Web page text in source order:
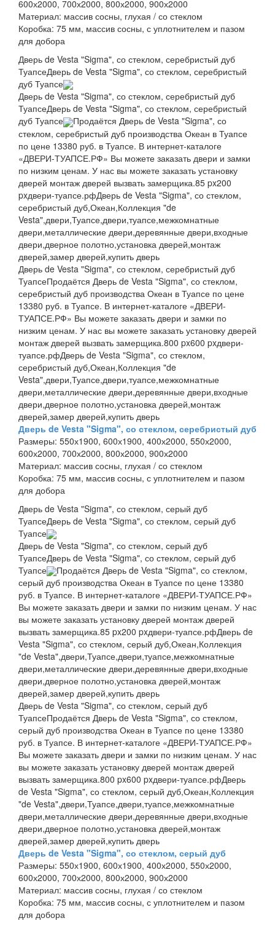
600х2000, 700х2000, 800х2000, 900х2000
Материал: массив сосны, глухая / со стеклом
Коробка: 75 мм, массив сосны, с уплотнителем и пазом
для добора
Дверь de Vesta "Sigma", со стеклом, серебристый дуб
ТуапсеДверь de Vesta "Sigma", со стеклом, серебристый
дуб Туапсе
Дверь de Vesta "Sigma", со стеклом, серебристый дуб
ТуапсеДверь de Vesta "Sigma", со стеклом, серебристый
дуб Туапсе
Продаётся Дверь de Vesta "Sigma", со
стеклом, серебристый дуб производства Океан в Туапсе
по цене 13380 руб. в Туапсе. В интернет-каталоге
«ДВЕРИ-ТУАПСЕ.РФ» Вы можете заказать двери и замки
по низким ценам. У нас вы можете заказать установку
дверей монтаж дверей вызвать замерщика.85 px200
pxдвери-туапсе.рфДверь de Vesta "Sigma", со стеклом,
серебристый дуб,Океан,Коллекция "de
Vesta",двери,Туапсе,двери,туапсе,межкомнатные
двери,металлические двери,деревянные двери,входные
двери,дверное полотно,установка дверей,монтаж
дверей,замер дверей,купить дверь
Дверь de Vesta "Sigma", со стеклом, серебристый дуб
ТуапсеПродаётся Дверь de Vesta "Sigma", со стеклом,
серебристый дуб производства Океан в Туапсе по цене
13380 руб. в Туапсе. В интернет-каталоге «ДВЕРИ-
ТУАПСЕ.РФ» Вы можете заказать двери и замки по
низким ценам. У нас вы можете заказать установку дверей
монтаж дверей вызвать замерщика.800 px600 pxдвери-
туапсе.рфДверь de Vesta "Sigma", со стеклом,
серебристый дуб,Океан,Коллекция "de
Vesta",двери,Туапсе,двери,туапсе,межкомнатные
двери,металлические двери,деревянные двери,входные
двери,дверное полотно,установка дверей,монтаж
дверей,замер дверей,купить дверь
Дверь de Vesta "Sigma", со стеклом, серебристый дуб
Размеры: 550х1900, 600х1900, 400х2000, 550х2000,
600х2000, 700х2000, 800х2000, 900х2000
Материал: массив сосны, глухая / со стеклом
Коробка: 75 мм, массив сосны, с уплотнителем и пазом
для добора
Дверь de Vesta "Sigma", со стеклом, серый дуб
ТуапсеДверь de Vesta "Sigma", со стеклом, серый дуб
Туапсе
Дверь de Vesta "Sigma", со стеклом, серый дуб
ТуапсеДверь de Vesta "Sigma", со стеклом, серый дуб
Туапсе
Продаётся Дверь de Vesta "Sigma", со стеклом,
серый дуб производства Океан в Туапсе по цене 13380
руб. в Туапсе. В интернет-каталоге «ДВЕРИ-ТУАПСЕ.РФ»
Вы можете заказать двери и замки по низким ценам. У нас
вы можете заказать установку дверей монтаж дверей
вызвать замерщика.85 px200 pxдвери-туапсе.рфДверь de
Vesta "Sigma", со стеклом, серый дуб,Океан,Коллекция
"de Vesta",двери,Туапсе,двери,туапсе,межкомнатные
двери,металлические двери,деревянные двери,входные
двери,дверное полотно,установка дверей,монтаж
дверей,замер дверей,купить дверь
Дверь de Vesta "Sigma", со стеклом, серый дуб
ТуапсеПродаётся Дверь de Vesta "Sigma", со стеклом,
серый дуб производства Океан в Туапсе по цене 13380
руб. в Туапсе. В интернет-каталоге «ДВЕРИ-ТУАПСЕ.РФ»
Вы можете заказать двери и замки по низким ценам. У нас
вы можете заказать установку дверей монтаж дверей
вызвать замерщика.800 px600 pxдвери-туапсе.рфДверь
de Vesta "Sigma", со стеклом, серый дуб,Океан,Коллекция
"de Vesta",двери,Туапсе,двери,туапсе,межкомнатные
двери,металлические двери,деревянные двери,входные
двери,дверное полотно,установка дверей,монтаж
дверей,замер дверей,купить дверь
Дверь de Vesta "Sigma", со стеклом, серый дуб
Размеры: 550х1900, 600х1900, 400х2000, 550х2000,
600х2000, 700х2000, 800х2000, 900х2000
Материал: массив сосны, глухая / со стеклом
Коробка: 75 мм, массив сосны, с уплотнителем и пазом
для добора